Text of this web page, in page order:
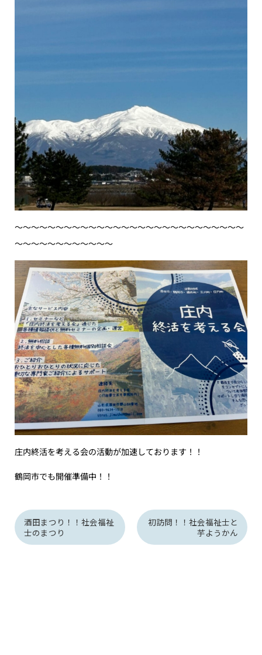
〜〜〜〜〜〜〜〜〜〜〜〜〜〜〜〜〜〜〜〜〜〜〜〜〜〜〜〜
〜〜〜〜〜〜〜〜〜〜〜〜
庄内終活を考える会の活動が加速しております！！
鶴岡市でも開催準備中！！
酒田まつり！！社会福祉
士のまつり
初訪問！！社会福祉士と
芋ようかん